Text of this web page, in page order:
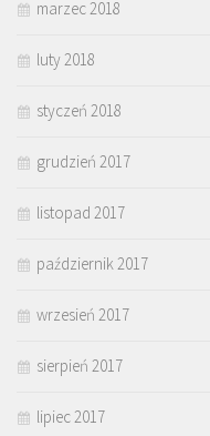
marzec 2018
luty 2018
styczeń 2018
grudzień 2017
listopad 2017
październik 2017
wrzesień 2017
sierpień 2017
lipiec 2017